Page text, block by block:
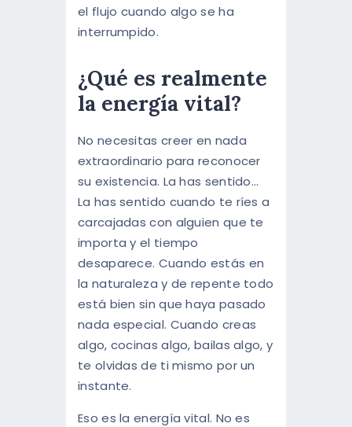
el flujo cuando algo se ha
interrumpido.
¿Qué es realmente
la energía vital?
No necesitas creer en nada
extraordinario para reconocer
su existencia. La has sentido…
La has sentido cuando te ríes a
carcajadas con alguien que te
importa y el tiempo
desaparece. Cuando estás en
la naturaleza y de repente todo
está bien sin que haya pasado
nada especial. Cuando creas
algo, cocinas algo, bailas algo, y
te olvidas de ti mismo por un
instante.
Eso es la energía vital. No es